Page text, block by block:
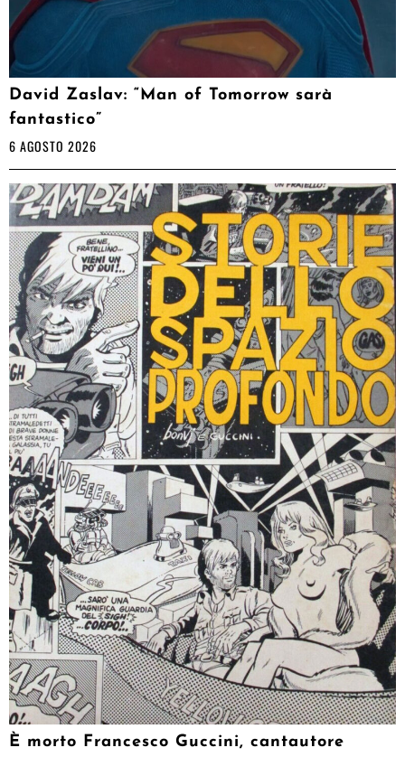
David Zaslav: “Man of Tomorrow sarà
fantastico”
6 AGOSTO 2026
È morto Francesco Guccini, cantautore